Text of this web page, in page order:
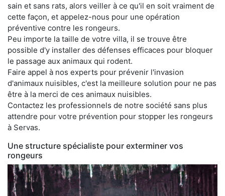
sain et sans rats, alors veiller à ce qu'il en soit vraiment de
cette façon, et appelez-nous pour une opération
préventive contre les rongeurs.
Peu importe la taille de votre villa, il se trouve être
possible d'y installer des défenses efficaces pour bloquer
le passage aux animaux qui rodent.
Faire appel à nos experts pour prévenir l'invasion
d'animaux nuisibles, c'est la meilleure solution pour ne pas
être à la merci de ces animaux nuisibles.
Contactez les professionnels de notre société sans plus
attendre pour votre prévention pour stopper les rongeurs
à Servas.
Une structure spécialiste pour exterminer vos
rongeurs